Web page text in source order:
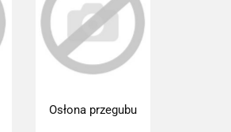
Osłona przegubu